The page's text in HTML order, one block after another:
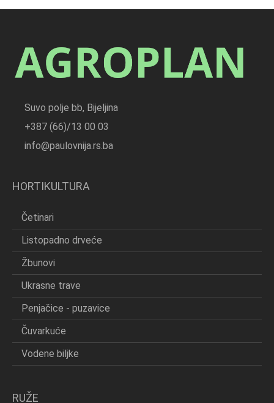
Suvo polje bb, Bijeljina
+387 (66)/13 00 03
info@paulovnija.rs.ba
HORTIKULTURA
Četinari
Listopadno drveće
Žbunovi
Ukrasne trave
Penjačice - puzavice
Čuvarkuće
Vodene biljke
RUŽE